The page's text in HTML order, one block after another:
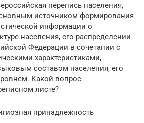
перепись населения,
источником формирования
информации о
населения, его распределении
Федерации в сочетании с
характеристиками,
составом населения, его
Какой вопрос
листе?
принадлежность